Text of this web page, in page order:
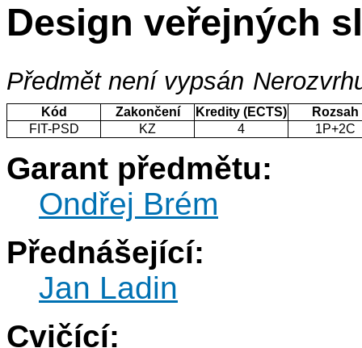
Design veřejných
Předmět není vypsán
Kód Zakončení Kredity (ECTS)
Rozsah
FIT-PSD
KZ 4 1P+2C
Garant předmětu:
Ondřej Brém
Přednášející:
Jan Ladin
Cvičící: